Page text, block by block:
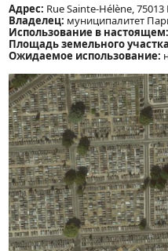
Адрес: Rue Sainte-Hélène,
Владелец: муниципалитет
Использование в настоящем:
Площадь земельного
Ожидаемое использование: